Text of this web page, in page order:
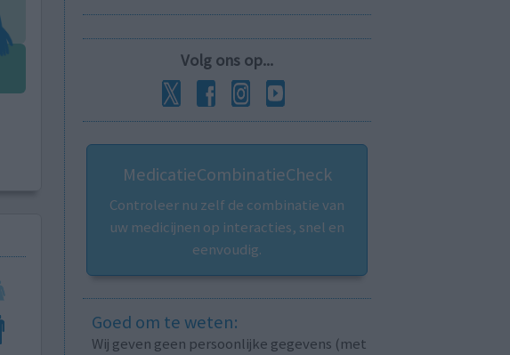
Volg ons op...
MedicatieCombinatieCheck
Controleer nu zelf de combinatie van
uw medicijnen op interacties, snel en
eenvoudig.
Goed om te weten:
Wij geven geen persoonlijke gegevens (met